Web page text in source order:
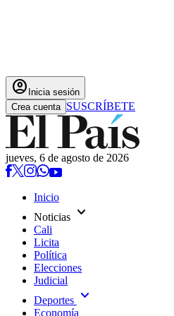
account_circle Inicia sesión
Crea cuenta SUSCRÍBETE
jueves, 6 de agosto de 2026
Inicio
Noticias expand_more
Cali
Licita
Política
Elecciones
Judicial
Deportes expand_more
Economía